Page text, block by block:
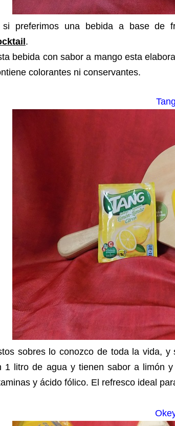
preferimos una bebida a base de
.
bebida con sabor a mango esta
colorantes ni conservantes.
Tang
sobres lo conozco de toda la vida, y
1 litro de agua y tienen sabor a limón
y ácido fólico. El refresco ideal